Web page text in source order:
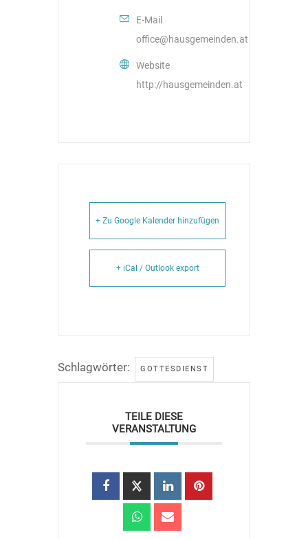
E-Mail
office@hausgemeinden.at
Website
http://hausgemeinden.at
+ Zu Google Kalender hinzufügen
+ iCal / Outlook export
Schlagwörter: GOTTESDIENST
TEILE DIESE
VERANSTALTUNG